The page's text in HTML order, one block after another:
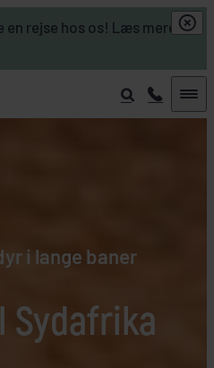
rejse hos os! Læs mere
Sydafrika
i lange baner